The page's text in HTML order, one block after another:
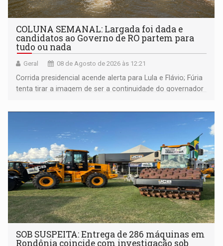
COLUNA SEMANAL: Largada foi dada e
candidatos ao Governo de RO partem para
tudo ou nada
Geral 08 de Agosto de 2026 às 12:21
Corrida presidencial acende alerta para Lula e Flávio; Fúria
tenta tirar a imagem de ser a continuidade do governador
não ter entrado no modo eleição; ABAV faz evento em
SOB SUSPEITA: Entrega de 286 máquinas em
Rondônia coincide com investigação sob